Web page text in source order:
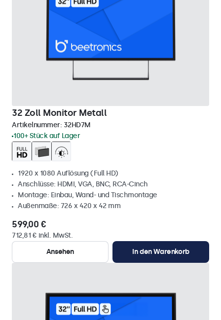
32 Zoll Monitor Metall
Artikelnummer: 32HD7M
100+ Stück auf Lager
1920 x 1080 Auflösung (Full HD)
Anschlüsse: HDMI, VGA, BNC, RCA-Cinch
Montage: Einbau, Wand- und Tischmontage
Außenmaße: 726 x 420 x 42 mm
599,00 €
712,81 € inkl. MwSt.
Ansehen
In den Warenkorb